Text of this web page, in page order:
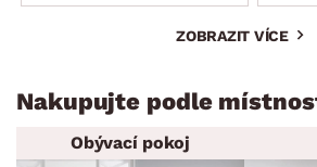
ZOBRAZIT VÍCE
Nakupujte podle
Obývací pokoj